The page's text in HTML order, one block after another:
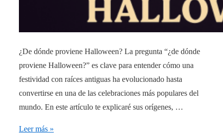
¿De dónde proviene Halloween? La pregunta “¿de dónde
proviene Halloween?” es clave para entender cómo una
festividad con raíces antiguas ha evolucionado hasta
convertirse en una de las celebraciones más populares del
mundo. En este artículo te explicaré sus orígenes, …
De
Leer más »